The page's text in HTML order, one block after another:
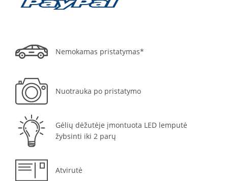
Nemokamas pristatymas*
Nuotrauka po pristatymo
Gėlių dėžutėje įmontuota LED lemputė
žybsinti iki 2 parų
Atvirutė